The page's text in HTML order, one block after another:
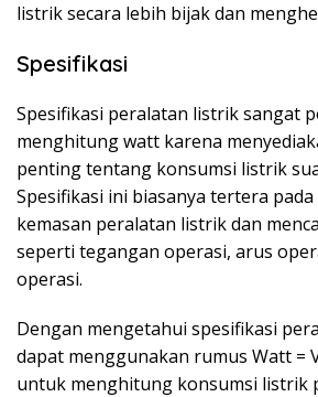
listrik secara lebih bijak dan
Spesifikasi
Spesifikasi peralatan listrik sangat
menghitung watt karena
penting tentang konsumsi listrik
Spesifikasi ini biasanya tertera
kemasan peralatan listrik dan
seperti tegangan operasi, arus
operasi.
Dengan mengetahui spesifikasi
dapat menggunakan rumus Watt =
untuk menghitung konsumsi listrik